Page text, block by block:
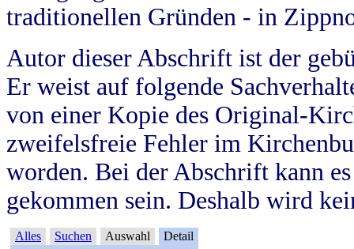
traditionellen Gründen - in
Autor dieser Abschrift ist der
Er weist auf folgende
von einer Kopie des Original-
zweifelsfreie Fehler im
worden. Bei der Abschrift kann
gekommen sein. Deshalb wird
Alles Suchen Auswahl Detail